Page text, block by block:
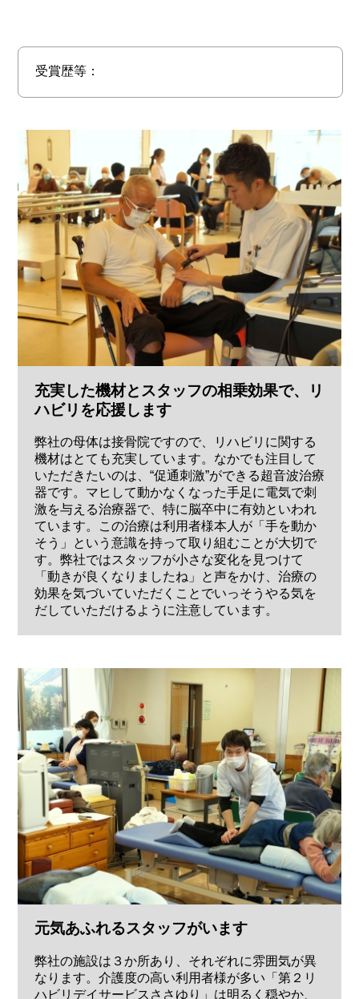
受賞歴等：
充実した機材とスタッフの相乗効果で、リ
ハビリを応援します
弊社の母体は接骨院ですので、リハビリに関する
機材はとても充実しています。なかでも注目して
いただきたいのは、“促通刺激”ができる超音波治療
器です。マヒして動かなくなった手足に電気で刺
激を与える治療器で、特に脳卒中に有効といわれ
ています。この治療は利用者様本人が「手を動か
そう」という意識を持って取り組むことが大切で
す。弊社ではスタッフが小さな変化を見つけて
「動きが良くなりましたね」と声をかけ、治療の
効果を気づいていただくことでいっそうやる気を
だしていただけるように注意しています。
元気あふれるスタッフがいます
弊社の施設は３か所あり、それぞれに雰囲気が異
なります。介護度の高い利用者様が多い「第２リ
ハビリデイサービスささゆり」は明るく穏やか、